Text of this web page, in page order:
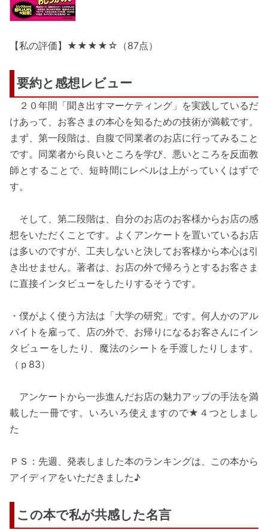
【私の評価】★★★★☆（87点）
要約と感想レビュー
２０年間「聞き出すマーケティング」を実践しているだ
けあって、お客さまの本心を知るための技術が満載です。
まず、第一段階は、自腹で同業者のお店に行ってみること
です。同業者から良いところを学び、悪いところを反面教
師とすることで、短時間にレベルは上がっていくはずで
す。
そして、第二段階は、自分のお店のお客様からお店の感
想をいただくことです。よくアンケートを置いているお店
は多いのですが、工夫しないと決してお客様から本心は引
き出せません。著者は、お店の外で帰ろうとするお客さま
に直接インタビューをしたりするそうです。
・僕がよく使う方法は「大学の研究」です。何人かのアル
バイトを雇って、店の外で、お帰りになるお客さんにイン
タビューをしたり、魔法のシートを手渡したりします。
（ｐ83）
アンケートから一歩進んだお店の魅力アップの手法を満
載した一冊です。いろいろ使えますので★４つとしまし
た
ＰＳ：先週、発表しました本のランキングは、この本から
アイディアをいただきました♪
この本で私が共感した名言